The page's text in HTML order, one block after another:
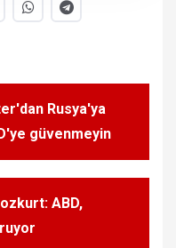
Rusya'ya
güvenmeyin
ABD,